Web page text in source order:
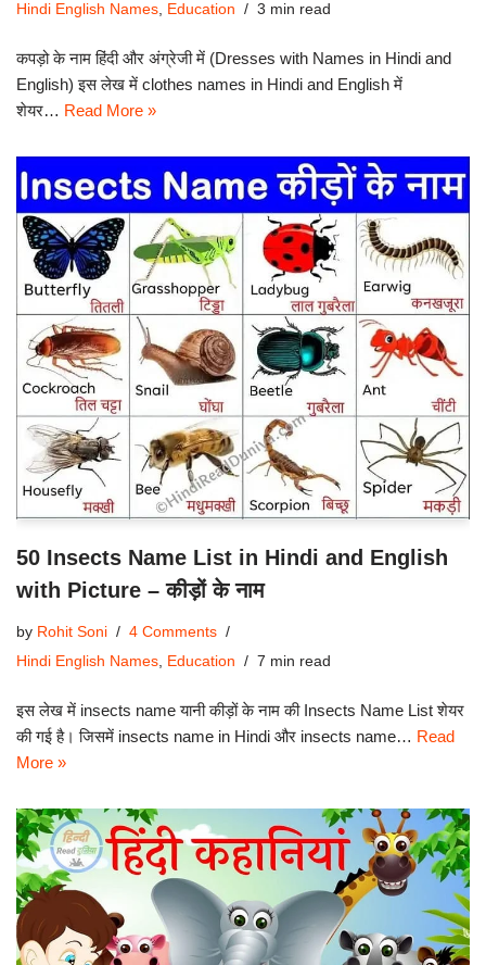
Hindi English Names, Education 3 min read
कपड़ो के नाम हिंदी और अंग्रेजी में (Dresses with Names in Hindi and
English) इस लेख में clothes names in Hindi and English में
शेयर… Read More »
50 Insects Name List in Hindi and English
with Picture – कीड़ों के नाम
by Rohit Soni
4 Comments
Hindi English Names
Education 7 min read
इस लेख में insects name यानी कीड़ों के नाम की Insects Name List शेयर
की गई है। जिसमें insects name in Hindi और insects name… Read
More »